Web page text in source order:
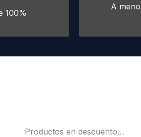
100%
A
Productos en descuento…